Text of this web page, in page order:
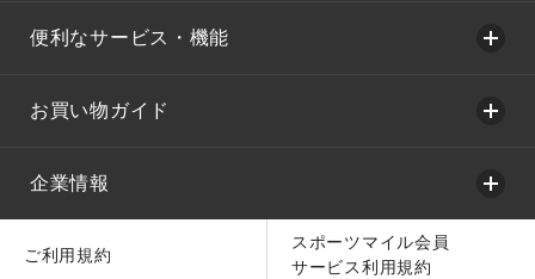
便利なサービス・機能
お買い物ガイド
企業情報
ご利用規約
スポーツマイル会員
サービス利用規約